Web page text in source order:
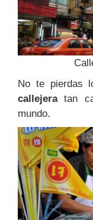
No te pierdas
callejeratan
mundo.